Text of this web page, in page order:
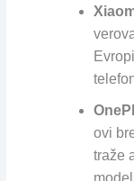
ovi
traže